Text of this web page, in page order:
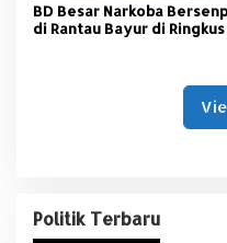
BD Besar Narkoba
di Rantau Bayur di Ringkus
Politik Terbaru